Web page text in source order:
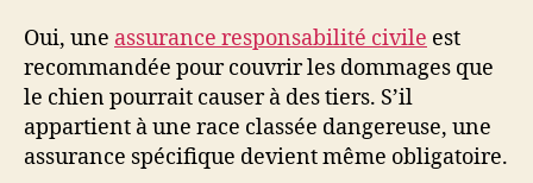
Oui, une assurance responsabilité civile est
recommandée pour couvrir les dommages que
le chien pourrait causer à des tiers. S’il
appartient à une race classée dangereuse, une
assurance spécifique devient même obligatoire.